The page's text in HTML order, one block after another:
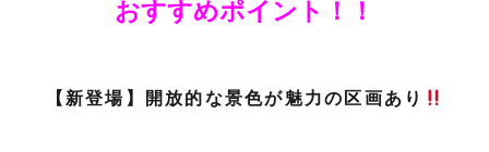
おすすめポイント！！
【新登場】開放的な景色が魅力の区画あり